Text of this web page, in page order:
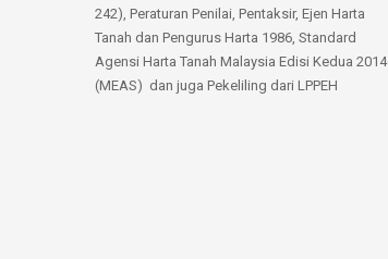
242), Peraturan Penilai, Pentaksir, Ejen Harta
Tanah dan Pengurus Harta 1986, Standard
Agensi Harta Tanah Malaysia Edisi Kedua 2014
(MEAS) dan juga Pekeliling dari LPPEH